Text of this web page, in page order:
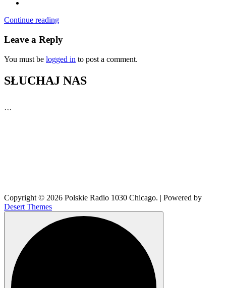
Continue reading
Leave a Reply
You must be logged in to post a comment.
SŁUCHAJ NAS
```
Copyright © 2026 Polskie Radio 1030 Chicago. | Powered by
Desert Themes